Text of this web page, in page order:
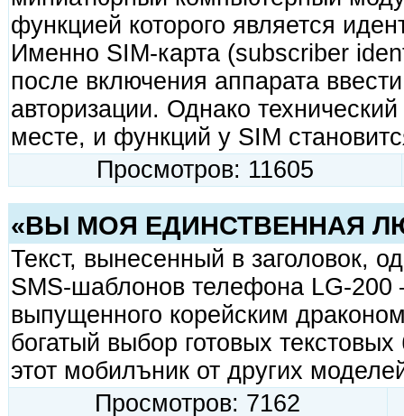
функцией которого является
Именно SIM-карта (subscriber
после включения аппарата
авторизации. Однако
месте, и функций у SIM
Просмотров: 11605
«ВЫ МОЯ ЕДИНСТВЕННАЯ
Текст, вынесенный в заголовок,
SMS-шаблонов телефона LG-200
выпущенного корейским
богатый выбор готовых
этот мобилъник от других
Просмотров: 7162